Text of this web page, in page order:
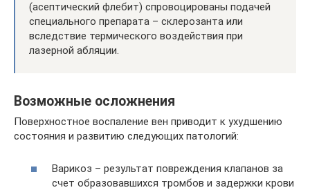
(асептический флебит) спровоцированы подачей
специального препарата – склерозанта или
вследствие термического воздействия при
лазерной абляции.
Возможные осложнения
Поверхностное воспаление вен приводит к ухудшению
состояния и развитию следующих патологий:
Варикоз – результат повреждения клапанов за
счет образовавшихся тромбов и задержки крови